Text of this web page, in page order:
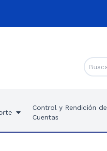
Control y Rendición de
Cuentas